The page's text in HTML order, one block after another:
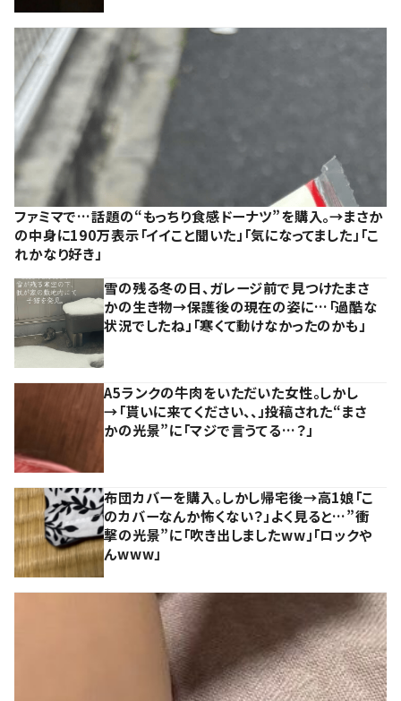
ファミマで…話題の“もっちり食感ドーナツ”を購入。→まさか
の中身に190万表示「イイこと聞いた」「気になってました」「こ
れかなり好き」
雪の残る冬の日、ガレージ前で見つけたまさ
かの生き物→保護後の現在の姿に…「過酷な
状況でしたね」「寒くて動けなかったのかも」
A5ランクの牛肉をいただいた女性。しかし
→「貰いに来てください、、」投稿された“まさ
かの光景”に「マジで言うてる…？」
布団カバーを購入。しかし帰宅後→高1娘「こ
のカバーなんか怖くない？」よく見ると…”衝
撃の光景”に「吹き出しましたww」「ロックや
んwww」